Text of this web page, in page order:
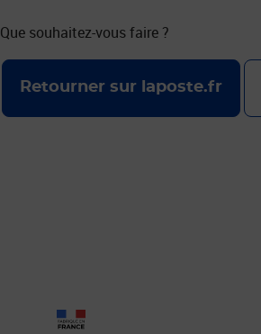
Que souhaitez-vous faire ?
Retourner sur laposte.fr